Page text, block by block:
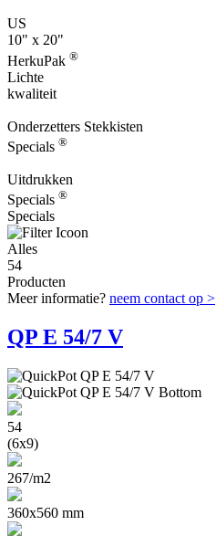
US
10" x 20"
HerkuPak ®
Lichte
kwaliteit
Onderzetters Stekkisten
Specials ®
Uitdrukken
Specials ®
Specials
Alles
54
Producten
Meer informatie? neem contact op >
QP E 54/7 V
54
(6x9)
267/m2
360x560 mm